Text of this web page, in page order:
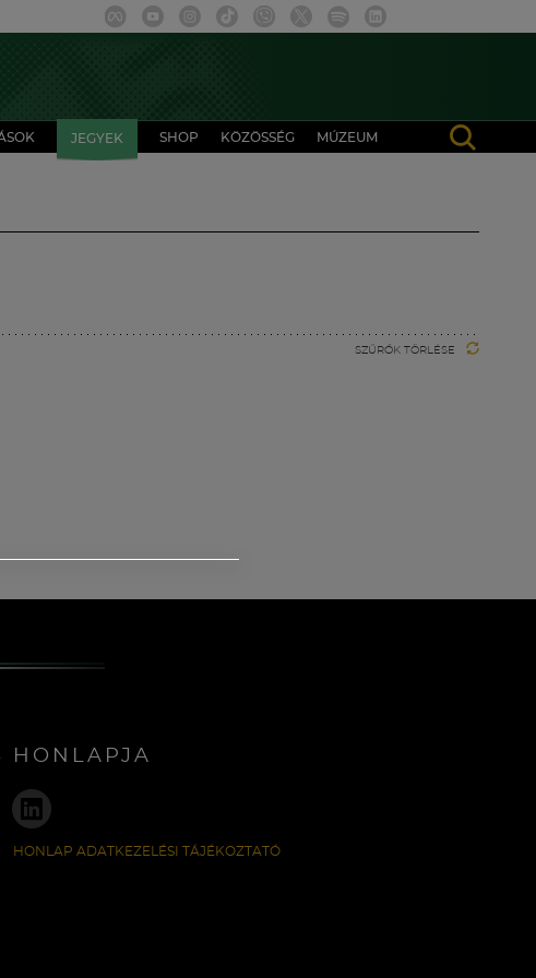
JEGYEK SHOP KÖZÖSSÉG MÚZEUM
SZŰRŐK TÖRLÉSE
HONLAPJA
HONLAP ADATKEZELÉSI TÁJÉKOZTATÓ